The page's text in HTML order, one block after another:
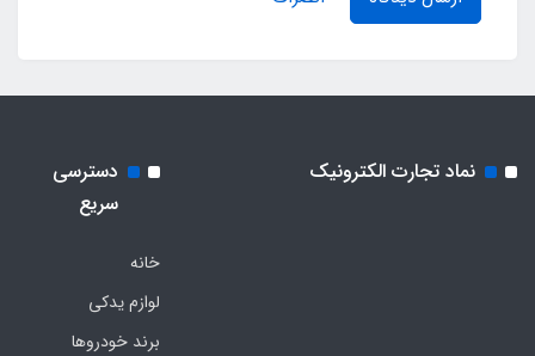
نماد تجارت الکترونیک
دسترسی
سریع
خانه
لوازم یدکی
برند خودروها